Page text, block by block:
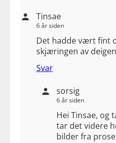
Tinsae
6 år siden
Det hadde vært fint
skjæringen av
Svar
sorsig
6 år siden
Hei Tinsae, og
tar det videre
bilder fra